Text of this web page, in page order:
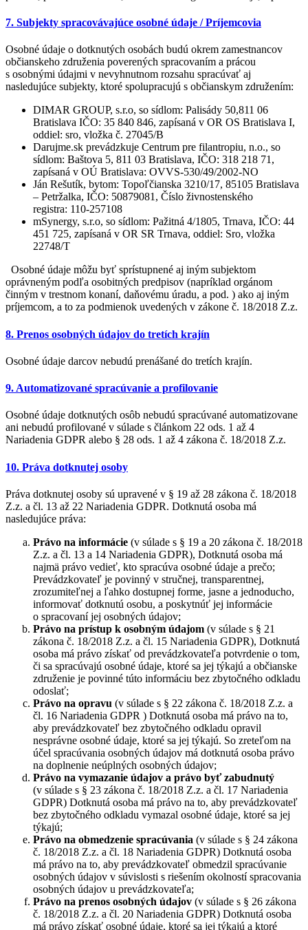
7. Subjekty spracovávajúce osobné údaje / Príjemcovia
Osobné údaje o dotknutých osobách budú okrem zamestnancov
občianskeho združenia poverených spracovaním a prácou
s osobnými údajmi v nevyhnutnom rozsahu spracúvať aj
nasledujúce subjekty, ktoré spolupracujú s občianskym združením:
DIMAR GROUP, s.r.o, so sídlom: Palisády 50,811 06
Bratislava IČO: 35 840 846, zapísaná v OR OS Bratislava I,
oddiel: sro, vložka č. 27045/B
Darujme.sk prevádzkuje Centrum pre filantropiu, n.o., so
sídlom: Baštova 5, 811 03 Bratislava, IČO: 318 218 71,
zapísaná v OÚ Bratislava: OVVS-530/49/2002-NO
Ján Rešutík, bytom: Topoľčianska 3210/17, 85105 Bratislava
– Petržalka, IČO: 50879081, Číslo živnostenského
registra: 110-257108
mSynergy, s.r.o, so sídlom: Pažitná 4/1805, Trnava, IČO: 44
451 725, zapísaná v OR SR Trnava, oddiel: Sro, vložka
22748/T
Osobné údaje môžu byť sprístupnené aj iným subjektom
oprávneným podľa osobitných predpisov (napríklad orgánom
činným v trestnom konaní, daňovému úradu, a pod. ) ako aj iným
príjemcom, a to za podmienok uvedených v zákone č. 18/2018 Z.z.
8. Prenos osobných údajov do tretích krajín
Osobné údaje darcov nebudú prenášané do tretích krajín.
9. Automatizované spracúvanie a profilovanie
Osobné údaje dotknutých osôb nebudú spracúvané automatizovane
ani nebudú profilované v súlade s článkom 22 ods. 1 až 4
Nariadenia GDPR alebo § 28 ods. 1 až 4 zákona č. 18/2018 Z.z.
10. Práva dotknutej osoby
Práva dotknutej osoby sú upravené v § 19 až 28 zákona č. 18/2018
Z.z. a čl. 13 až 22 Nariadenia GDPR. Dotknutá osoba má
nasledujúce práva:
Právo na informácie (v súlade s § 19 a 20 zákona č. 18/2018
Z.z. a čl. 13 a 14 Nariadenia GDPR), Dotknutá osoba má
najmä právo vedieť, kto spracúva osobné údaje a prečo;
Prevádzkovateľ je povinný v stručnej, transparentnej,
zrozumiteľnej a ľahko dostupnej forme, jasne a jednoducho,
informovať dotknutú osobu, a poskytnúť jej informácie
o spracovaní jej osobných údajov;
Právo na prístup k osobným údajom (v súlade s § 21
zákona č. 18/2018 Z.z. a čl. 15 Nariadenia GDPR), Dotknutá
osoba má právo získať od prevádzkovateľa potvrdenie o tom,
či sa spracúvajú osobné údaje, ktoré sa jej týkajú a občianske
združenie je povinné túto informáciu bez zbytočného odkladu
odoslať;
Právo na opravu (v súlade s § 22 zákona č. 18/2018 Z.z. a
čl. 16 Nariadenia GDPR ) Dotknutá osoba má právo na to,
aby prevádzkovateľ bez zbytočného odkladu opravil
nesprávne osobné údaje, ktoré sa jej týkajú. So zreteľom na
účel spracúvania osobných údajov má dotknutá osoba právo
na doplnenie neúplných osobných údajov;
Právo na vymazanie údajov a právo byť zabudnutý
(v súlade s § 23 zákona č. 18/2018 Z.z. a čl. 17 Nariadenia
GDPR) Dotknutá osoba má právo na to, aby prevádzkovateľ
bez zbytočného odkladu vymazal osobné údaje, ktoré sa jej
týkajú;
Právo na obmedzenie spracúvania (v súlade s § 24 zákona
č. 18/2018 Z.z. a čl. 18 Nariadenia GDPR) Dotknutá osoba
má právo na to, aby prevádzkovateľ obmedzil spracúvanie
osobných údajov v súvislosti s riešením okolností spracovania
osobných údajov u prevádzkovateľa;
Právo na prenos osobných údajov (v súlade s § 26 zákona
č. 18/2018 Z.z. a čl. 20 Nariadenia GDPR) Dotknutá osoba
má právo získať osobné údaje, ktoré sa jej týkajú a ktoré